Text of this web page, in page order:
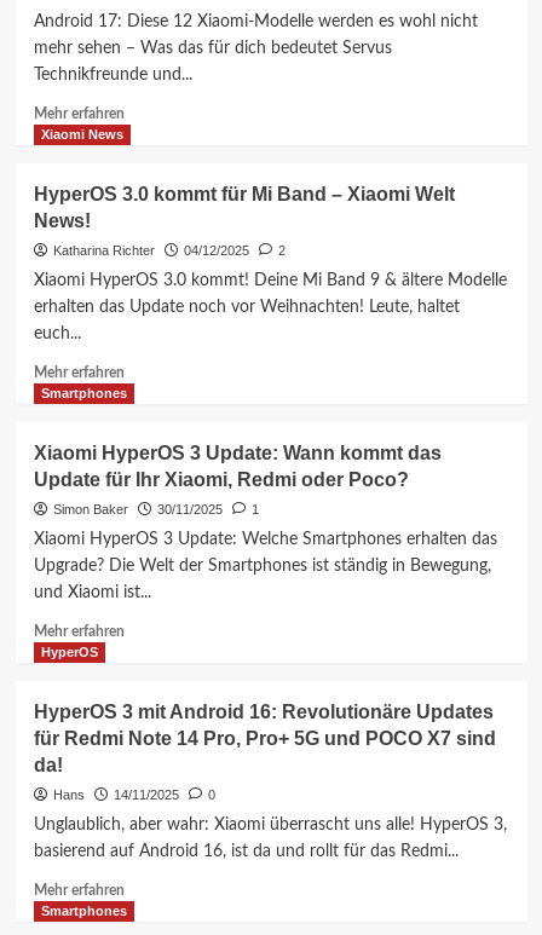
Startschuss
nächste
Android 17: Diese 12 Xiaomi-Modelle werden es wohl nicht
mehr sehen – Was das für dich bedeutet Servus
Technikfreunde und...
Mehr erfahrenMehr
Informationen
Diese
Handys
bekommen
Android
Xiaomi News
HyperOS 3.0 kommt für Mi Band – Xiaomi Welt
News!
Katharina Richter 04/12/2025 2
Xiaomi HyperOS 3.0 kommt! Deine Mi Band 9 & ältere Modelle
erhalten das Update noch vor Weihnachten! Leute, haltet
euch...
Mehr erfahrenMehr
Informationen
3.0
kommt
für
Mi
–
Xiaomi
Smartphones
Xiaomi HyperOS 3 Update: Wann kommt das
Update für Ihr Xiaomi, Redmi oder Poco?
Simon Baker 30/11/2025 1
Xiaomi HyperOS 3 Update: Welche Smartphones erhalten das
Upgrade? Die Welt der Smartphones ist ständig in Bewegung,
und Xiaomi ist...
Mehr erfahrenMehr
HyperOS
3
Wann
das
Update
Ihr
Xiaomi,
HyperOS
HyperOS 3 mit Android 16: Revolutionäre Updates
für Redmi Note 14 Pro, Pro+ 5G und POCO X7 sind
da!
Hans 14/11/2025 0
Unglaublich, aber wahr: Xiaomi überrascht uns alle! HyperOS 3,
basierend auf Android 16, ist da und rollt für das Redmi...
Mehr erfahrenMehr
Informationen
Smartphones